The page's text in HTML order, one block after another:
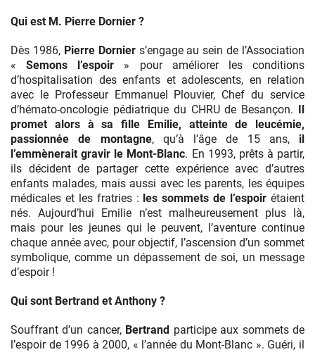
l’ESPOIR
Qui est M. Pierre Dornier ?
Dès 1986, Pierre Dorniers’engage au sein de l’Association
«Semons l’espoir » pour améliorer les conditions
d’hospitalisation des enfants et adolescents, en relation
avec le Professeur Emmanuel Plouvier, Chef du service
d’hémato-oncologie pédiatrique du CHRU de Besançon. Il
promet alors à sa fille Emilie, atteinte de leucémie,
passionnée de montagne, qu’à l’âge de 15 ans, il
l’emmènerait gravir le Mont-Blanc. En 1993, prêts à partir,
ils décident de partager cette expérience avec d’autres
enfants malades, mais aussi avec les parents, les équipes
médicales et les fratries : les sommets de l’espoir étaient
nés. Aujourd’hui Emilie n’est malheureusement plus là,
mais pour les jeunes qui le peuvent, l’aventure continue
chaque année avec, pour objectif, l’ascension d’un sommet
symbolique, comme un dépassement de soi, un message
d’espoir !
Qui sont Bertrand et Anthony ?
Souffrant d’un cancer, Bertrand participe aux sommets de
l’espoir de 1996 à 2000, « l’année du Mont-Blanc ». Guéri, il